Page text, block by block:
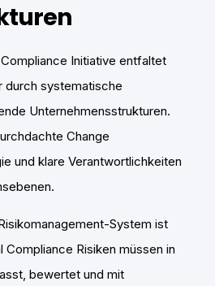
Initiative entfaltet
durch systematische
Unternehmensstrukturen.
Change
und klare Verantwortlichkeiten
System ist
Risiken müssen in
bewertet und mit